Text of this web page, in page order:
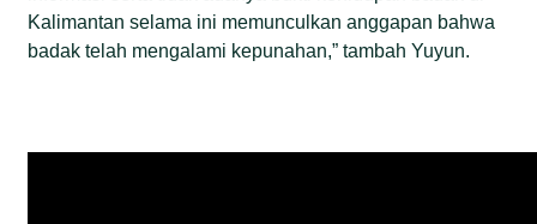
Kalimantan selama ini memunculkan anggapan bahwa
badak telah mengalami kepunahan,” tambah Yuyun.